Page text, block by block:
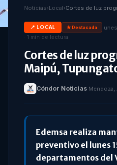
Noticias›Local›
📍 LOCAL ★ Destacada
· 1 min de lectura
Cortes de luz
Maipú,
Cóndor Noticias·Mendoza,
Edemsa realiza
preventivo el lunes
departamentos del